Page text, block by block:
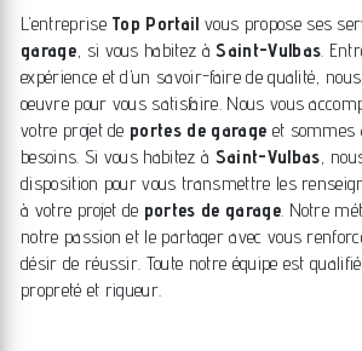
L’entreprise Top Portail vous propose ses
garage, si vous habitez àSaint-Vulbas.
expérience et d’un savoir-faire de qualité,
oeuvre pour vous satisfaire. Nous vous
votre projet de portes de garage et sommes
besoins. Si vous habitez à Saint-Vulbas,
disposition pour vous transmettre les
à votre projet de portes de garage. Notre
notre passion et le partager avec vous
désir de réussir. Toute notre équipe est
propreté et rigueur.